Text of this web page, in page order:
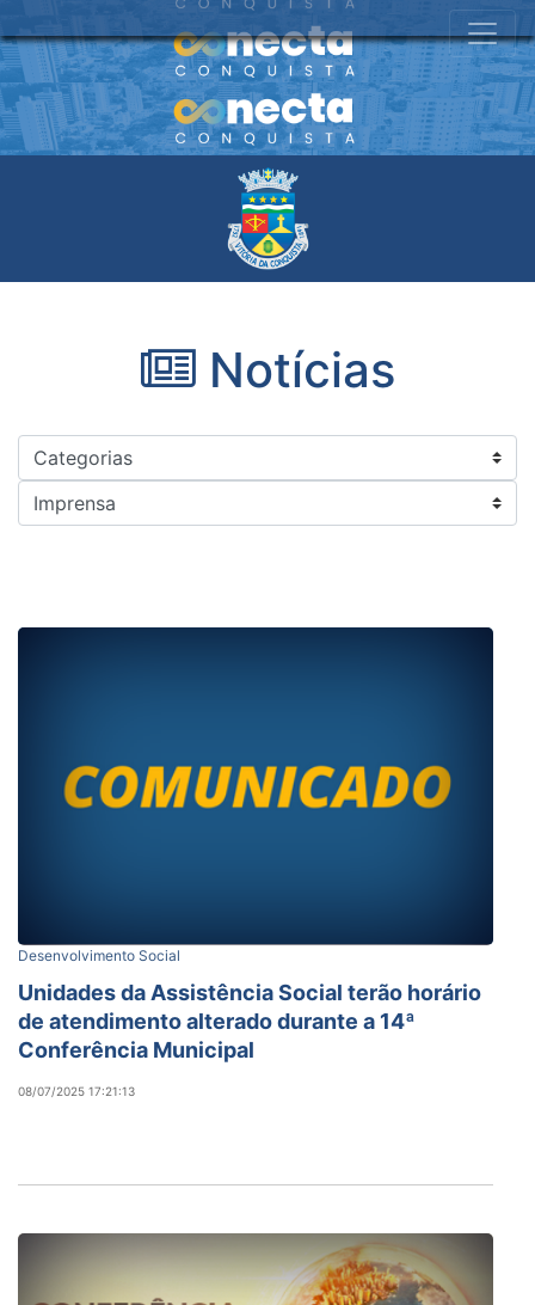
Notícias
Desenvolvimento Social
Unidades da Assistência Social terão horário
de atendimento alterado durante a 14ª
Conferência Municipal
08/07/2025 17:21:13